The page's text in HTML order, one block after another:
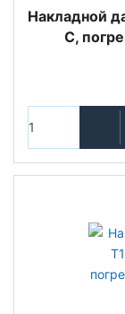
Накладной
C,